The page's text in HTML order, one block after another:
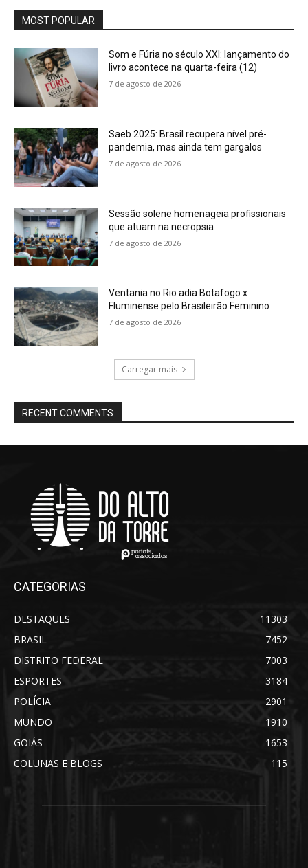
MOST POPULAR
Som e Fúria no século XXI: lançamento do
livro acontece na quarta-feira (12)
7 de agosto de 2026
Saeb 2025: Brasil recupera nível pré-
pandemia, mas ainda tem gargalos
7 de agosto de 2026
Sessão solene homenageia profissionais
que atuam na necropsia
7 de agosto de 2026
Ventania no Rio adia Botafogo x
Fluminense pelo Brasileirão Feminino
7 de agosto de 2026
Carregar mais
RECENT COMMENTS
CATEGORIAS
DESTAQUES
11303
BRASIL
7452
DISTRITO FEDERAL
7003
ESPORTES
3184
POLÍCIA
2901
MUNDO
1910
GOIÁS
1653
COLUNAS E BLOGS
115